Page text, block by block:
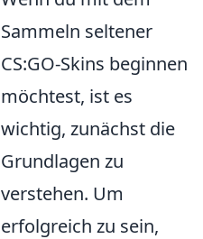
Sammeln seltener
CS:GO-Skins beginnen
möchtest, ist es
wichtig, zunächst die
Grundlagen zu
verstehen. Um
erfolgreich zu sein,